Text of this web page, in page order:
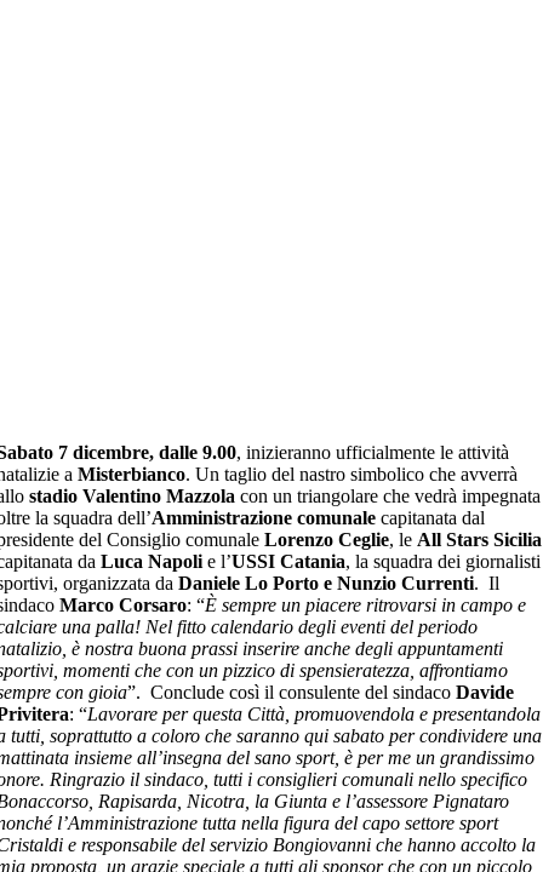
7 dicembre, dalle 9.00, inizieranno ufficialmente le attività
aMisterbianco. Un taglio del nastro simbolico che avverrà
stadio Valentino Mazzola con un triangolare che vedrà impegnata
la squadra dell’Amministrazione comunalecapitanata dal
del Consiglio comunaleLorenzo Ceglie, le All Stars Sicilia
daLuca Napoli e l’USSI Catania, la squadra dei giornalisti
organizzata daDaniele Lo Porto e Nunzio Currenti. Il
Marco Corsaro: “È sempre un piacere ritrovarsi in campo e
una palla! Nel fitto calendario degli eventi del periodo
è nostra buona prassi inserire anche degli appuntamenti
momenti che con un pizzico di spensieratezza, affrontiamo
con gioia”. Conclude così il consulente del sindacoDavide
: “Lavorare per questa Città, promuovendola e presentandola
tutti, soprattutto a coloro che saranno qui sabato per condividere una
insieme all’insegna del sano sport, è per me un grandissimo
Ringrazio il sindaco, tutti i consiglieri comunali nello specifico
Rapisarda, Nicotra, la Giunta e l’assessore Pignataro
l’Amministrazione tutta nella figura del capo settore sport
e responsabile del servizio Bongiovanni che hanno accolto la
proposta, un grazie speciale a tutti gli sponsor che con un piccolo